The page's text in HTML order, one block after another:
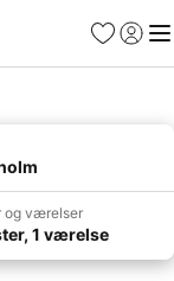
Favoritter
Log ind
og værelser
1 værelse